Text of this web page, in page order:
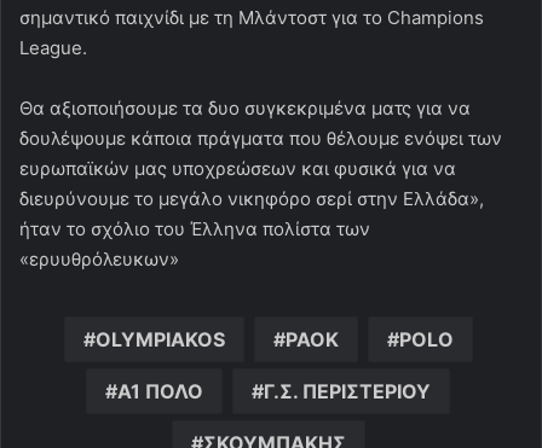
σημαντικό παιχνίδι με τη Μλάντοστ για το Champions
League.
Θα αξιοποιήσουμε τα δυο συγκεκριμένα ματς για να
δουλέψουμε κάποια πράγματα που θέλουμε ενόψει των
ευρωπαϊκών μας υποχρεώσεων και φυσικά για να
διευρύνουμε το μεγάλο νικηφόρο σερί στην Ελλάδα»,
ήταν το σχόλιο του Έλληνα πολίστα των
«ερυυθρόλευκων»
OLYMPIAKOS PAOK POLO
Α1 ΠΟΛΟ Γ.Σ. ΠΕΡΙΣΤΕΡΙΟΥ
ΣΚΟΥΜΠΑΚΗΣ